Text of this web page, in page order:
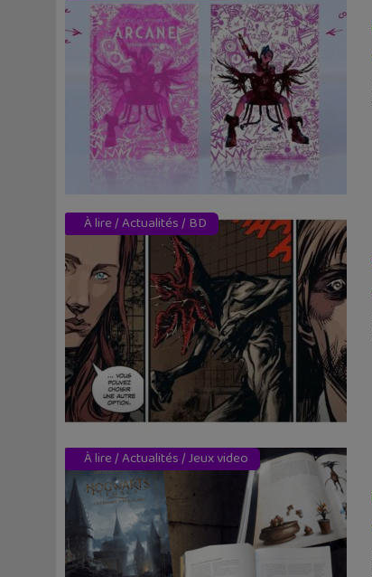
À lire/Actualités/ BD
À lire/Actualités/Jeux video